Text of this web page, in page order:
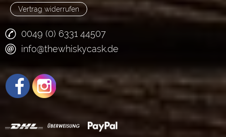
Vertrag widerrufen
0049 (0) 6331 44507
info@thewhiskycask.de